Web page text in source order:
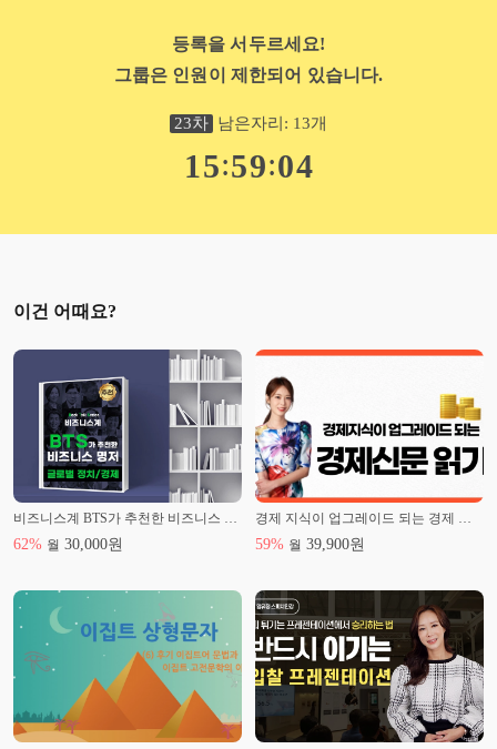
등록을 서두르세요!
그룹은 인원이 제한되어 있습니다.
23차 남은자리: 13개
15:59:02
이건 어때요?
62% 월 30,000원 59% 월 39,900원